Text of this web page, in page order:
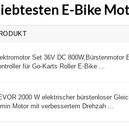
E-Bike
Set 36V DC 800W,Bürstenmotor
für Go-Karts Roller E-Bike ...
2000 W elektrischer bürstenloser
Motor mit verbessertem Drehzah ...